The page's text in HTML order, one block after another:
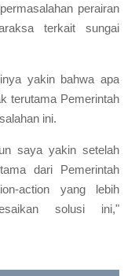
perairan
terkait sungai
yakin bahwa apa
terutama Pemerintah
ini.
saya yakin setelah
dari Pemerintah
action yang lebih
solusi ini,"